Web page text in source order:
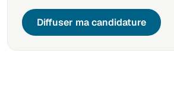
Diffuser ma candidature